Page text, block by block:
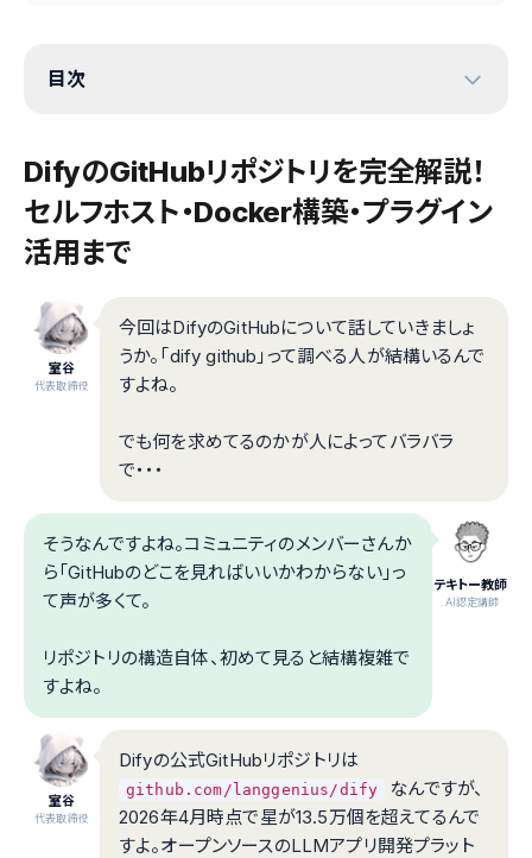
目次
DifyのGitHubリポジトリを完全解説！
セルフホスト・Docker構築・プラグイン
活用まで
室谷
代表取締役
今回はDifyのGitHubについて話していきましょ
うか。「dify github」って調べる人が結構いるんで
すよね。
でも何を求めてるのかが人によってバラバラ
で・・・
テキトー教師
.AI認定講師
そうなんですよね。コミュニティのメンバーさんか
ら「GitHubのどこを見ればいいかわからない」っ
て声が多くて。
リポジトリの構造自体、初めて見ると結構複雑で
すよね。
室谷
代表取締役
Difyの公式GitHubリポジトリは
github.com/langgenius/dify
なんですが、
2026年4月時点で星が13.5万個を超えてるんで
すよ。オープンソースのLLMアプリ開発プラット